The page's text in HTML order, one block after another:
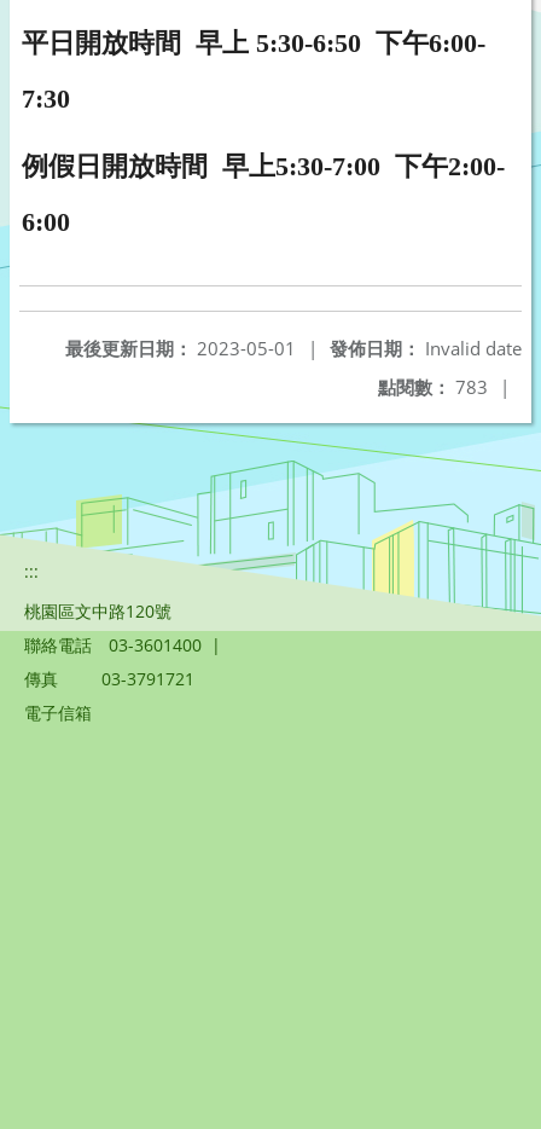
平日開放時間 早上 5:30-6:50 下午6:00-
7:30
例假日開放時間 早上5:30-7:00 下午2:00-
6:00
發佈日期： Invalid date
最後更新日期： 2023-05-01
|
點閱數： 783 |
:::
桃園區文中路120號
聯絡電話
03-3601400 |
傳真
03-3791721
電子信箱